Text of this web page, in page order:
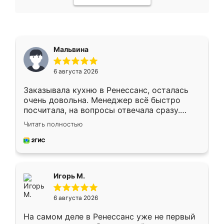
Мальвина
6 августа 2026
Заказывала кухню в Ренессанс, осталась
очень довольна. Менеджер всё быстро
посчитала, на вопросы отвечала сразу.
Замерщик приехал в субботу, подошёл к
делу со всей ответственностью. Собрали
за день, ребята работали аккуратно, даже
Читать полностью
Игорь М.
6 августа 2026
На самом деле в Ренессанс уже не первый